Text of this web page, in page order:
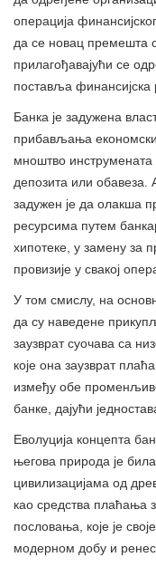
операција
да се новац премешта
прилагођавајући се
поставља финансијска
Банка је задужена
прибављања
мноштво инструмената
депозита или обавеза.
задужен је да олакша
ресурсима путем
хипотеке, у замену за
провизије у свакој
У том смислу, на
да су наведене
заузврат суочава са
које она заузврат
између обе
банке, дајући
Еволуција концепта
његова природа је
цивилизацијама од
као средства плаћања
пословања, које је
модерном добу и